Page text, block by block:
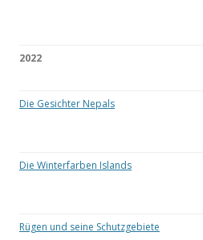
2022
Die Gesichter Nepals
Die Winterfarben Islands
Rügen und seine Schutzgebiete